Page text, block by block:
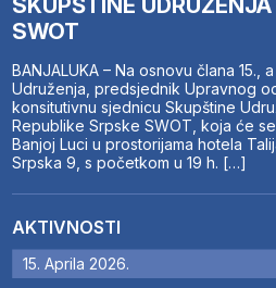
SKUPŠTINE
SWOT
BANJALUKA – Na osnovu člana 15.,
Udruženja, predsjednik Upravnog
konsitutivnu sjednicu Skupštine
Republike Srpske SWOT, koja će
Banjoj Luci u prostorijama hotela
Srpska 9, s početkom u 19 h. […]
AKTIVNOSTI
15. Aprila 2026.